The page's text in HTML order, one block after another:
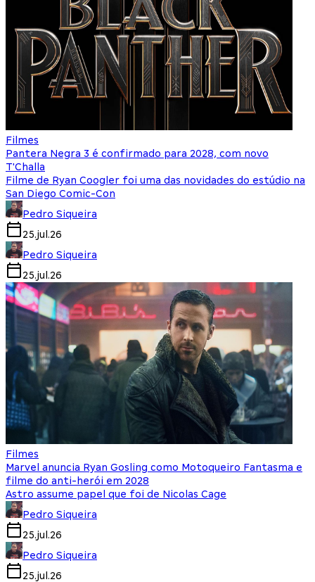
Filmes
Pantera Negra 3 é confirmado para 2028, com novo
T'Challa
Filme de Ryan Coogler foi uma das novidades do estúdio na
San Diego Comic-Con
Pedro Siqueira
25.jul.26
Pedro Siqueira
25.jul.26
Filmes
Marvel anuncia Ryan Gosling como Motoqueiro Fantasma e
filme do anti-herói em 2028
Astro assume papel que foi de Nicolas Cage
Pedro Siqueira
25.jul.26
Pedro Siqueira
25.jul.26